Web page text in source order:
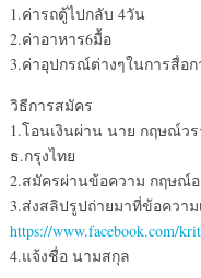
1.ค่ารถตู้ไปกลับ 4วัน
2.ค่าอาหาร6มื้อ
3.ค่าอุปกรณ์ต่างๆในการสื่อ
วิธีการสมัคร
1.โอนเงินผ่าน นาย กฤษณ์วร
ธ.กรุงไทย
2.สมัครผ่านข้อความ กฤษณ์
3.ส่งสลิปรูปถ่ายมาที่ข้อความ
https://www.facebook.com/
4.แจ้งชื่อ นามสกุล